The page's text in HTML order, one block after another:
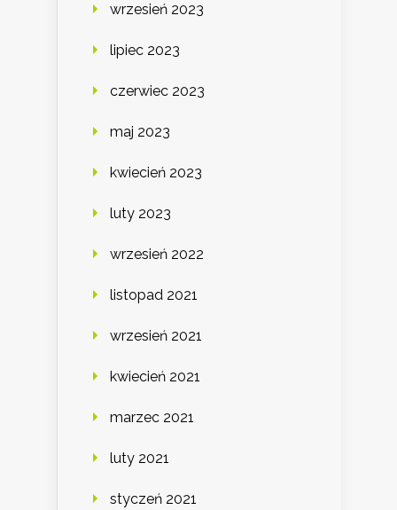
wrzesień 2023
lipiec 2023
czerwiec 2023
maj 2023
kwiecień 2023
luty 2023
wrzesień 2022
listopad 2021
wrzesień 2021
kwiecień 2021
marzec 2021
luty 2021
styczeń 2021